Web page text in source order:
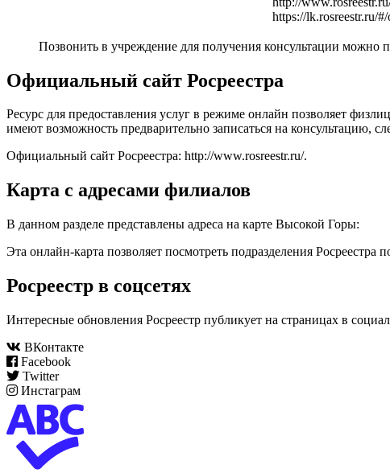
https://lk.rosreestr.ru/
Позвонить в учреждение для получения консультации можно
Официальный сайт Росреестра
Ресурс для предоставления услуг в режиме онлайн позволяет
имеют возможность предварительно записаться на консультацию,
Официальный сайт Росреестра: http://www.rosreestr.ru/.
Карта с адресами филиалов
В данном разделе представлены адреса на карте Высокой Горы:
Эта онлайн-карта позволяет посмотреть подразделения
Росреестр в соцсетях
Интересные обновления Росреестр публикует на страницах в
ВКонтакте
Facebook
Twitter
Инстаграм